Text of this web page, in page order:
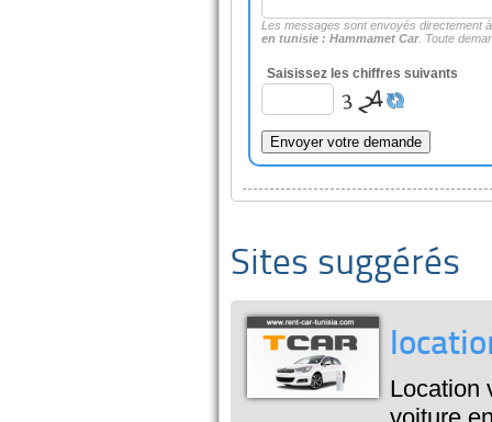
Les messages sont envoyés directement
en tunisie : Hammamet Car. Toute
Saisissez les chiffres suivants
Sites suggérés
Location